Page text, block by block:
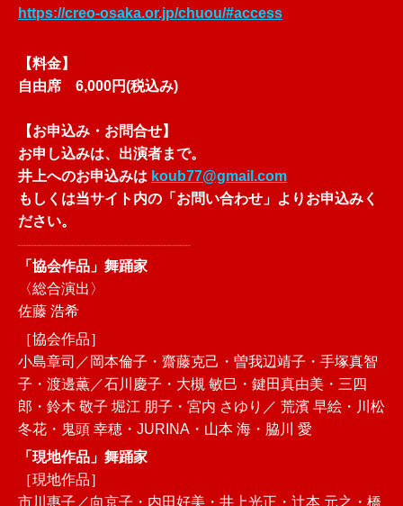
https://creo-osaka.or.jp/chuou/#access
【料金】
自由席 6,000円(税込み)
【お申込み・お問合せ】
お申し込みは、出演者まで。
井上へのお申込みは koub77@gmail.com
もしくは当サイト内の「お問い合わせ」よりお申込みく
ださい。
┈┈┈┈┈┈┈┈┈┈┈┈┈┈┈┈
「協会作品」舞踊家
〈総合演出〉
佐藤 浩希
［協会作品］
小島章司／岡本倫子・齋藤克己・曽我辺靖子・手塚真智
子・渡邊薫／石川慶子・大槻 敏巳・鍵田真由美・三四
郎・鈴木 敬子 堀江 朋子・宮内 さゆり／ 荒濱 早絵・川松
冬花・鬼頭 幸穂・JURINA・山本 海・脇川 愛
「現地作品」舞踊家
［現地作品］
市川惠子／向京子・内田好美・井上光正・辻本 元之・橋